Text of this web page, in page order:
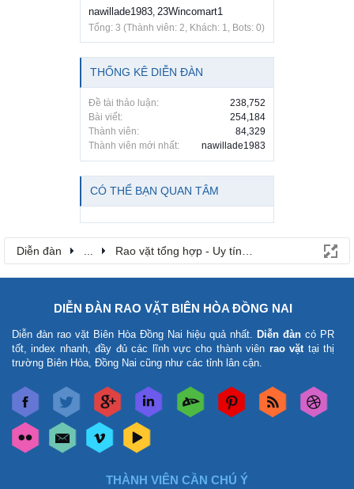
nawillade1983 23Wincomart1
Tổng: 3 (Thành viên: 2, Khách: 1, Bots: 0)
THỐNG KÊ DIỄN ĐÀN
Đề tài thảo luận:
238,752
Bài viết:
254,184
Thành viên:
84,329
Thành viên mới nhất:
nawillade1983
CÓ THỂ BẠN QUAN TÂM
Diễn đàn Rao vặt tổng hợp - Uy tín - Miễn phí
DIỄN ĐÀN RAO VẶT BIÊN HÒA ĐỒNG NAI
Diễn đàn rao vặt Biên Hòa Đồng Nai hiệu quả nhất. Diễn đàn có PR
tốt, index nhanh, đầy đủ các lĩnh vực cho thành viên rao vặt tại thị
trường Biên Hòa, Đồng Nai cũng như các tỉnh lân cận.
THÀNH VIÊN CẦN CHÚ Ý